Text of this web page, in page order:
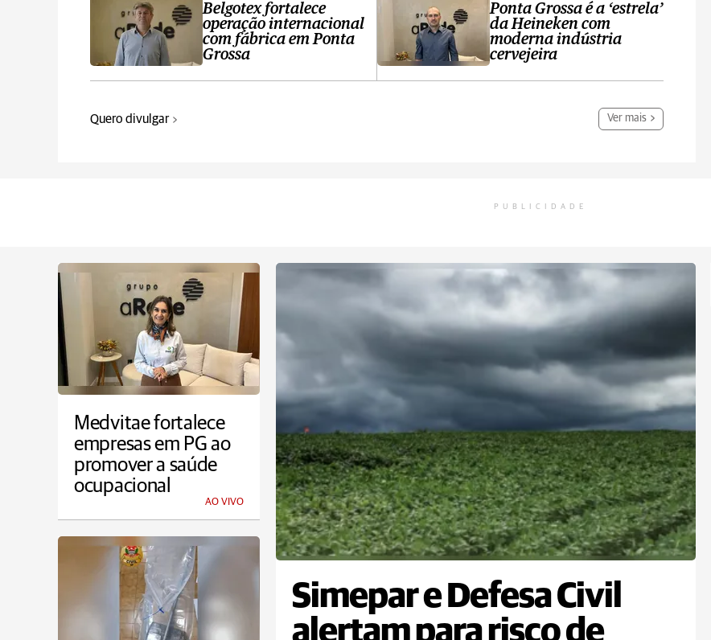
Belgotex fortalece
operação internacional
com fábrica em Ponta
Grossa
Ponta Grossa é a ‘estrela’
da Heineken com
moderna indústria
cervejeira
Quero divulgar Ver mais
PUBLICIDADE
Medvitae fortalece
empresas em PG ao
promover a saúde
ocupacional
AO VIVO
Simepar e Defesa Civil
alertam para risco de